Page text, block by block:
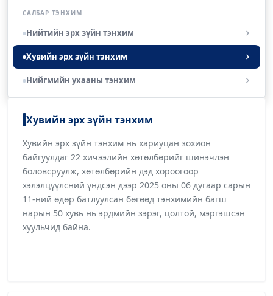
САЛБАР ТЭНХИМ
Нийтийн эрх зүйн тэнхим
Хувийн эрх зүйн тэнхим
Нийгмийн ухааны тэнхим
Хувийн эрх зүйн тэнхим
Хувийн эрх зүйн тэнхим нь хариуцан зохион
байгуулдаг 22 хичээлийн хөтөлбөрийг шинэчлэн
боловсруулж, хөтөлбөрийн дэд хороогоор
хэлэлцүүлсний үндсэн дээр 2025 оны 06 дугаар сарын
11-ний өдөр батлуулсан бөгөөд тэнхимийн багш
нарын 50 хувь нь эрдмийн зэрэг, цолтой, мэргэшсэн
хуульчид байна.